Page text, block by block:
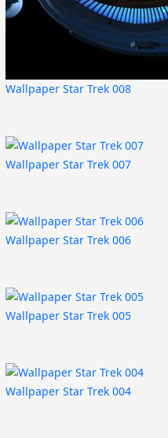
Wallpaper Star Trek 008
Wallpaper Star Trek 007
Wallpaper Star Trek 006
Wallpaper Star Trek 005
Wallpaper Star Trek 004